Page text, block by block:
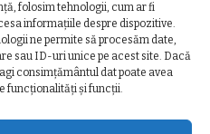
folosim tehnologii, cum ar fi
informațiile despre dispozitive.
ne permite să procesăm date,
sau ID-uri unice pe acest site. Dacă
consimțământul dat poate avea
funcționalități și funcții.
Ziua Unirii la Cluj-Napoca.
Programul complet al
evenimentelor